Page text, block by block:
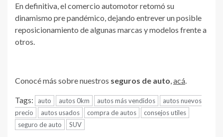
En definitiva, el comercio automotor retomó su
dinamismo pre pandémico, dejando entrever un posible
reposicionamiento de algunas marcas y modelos frente a
otros.
Conocé más sobre nuestros seguros de auto acá
Tags: auto autos 0km autos más vendidos
autos nuevos
precio
autos usados compra de autos
consejos utiles
seguro de auto
SUV